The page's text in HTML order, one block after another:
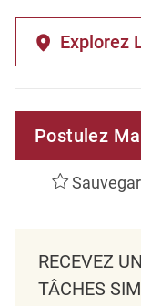
Explorez
Postulez
RECEVEZ
TÂCHES